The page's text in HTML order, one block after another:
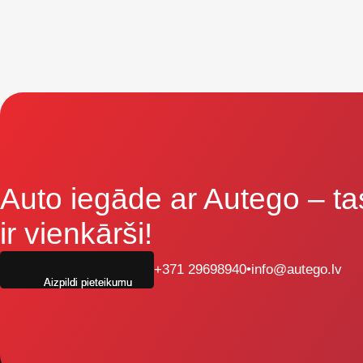
Auto iegāde ar Autego –
ir vienkārši!
+371 29698940•info@autego.lv